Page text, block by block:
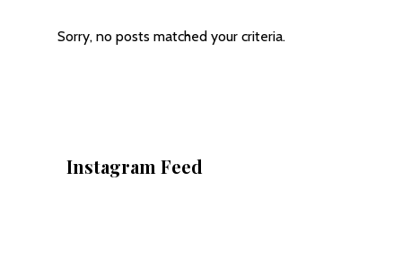
Sorry, no posts matched your criteria.
Instagram Feed